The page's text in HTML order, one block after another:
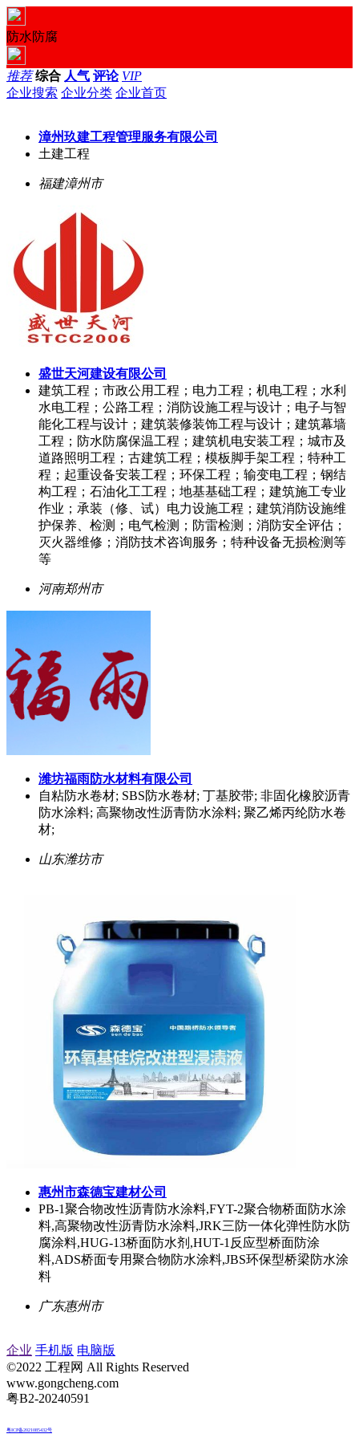
防水防腐
推荐 综合 人气 评论 VIP
企业搜索 企业分类 企业首页
漳州玖建工程管理服务有限公司
土建工程
福建漳州市
盛世天河建设有限公司
建筑工程；市政公用工程；电力工程；机电工程；水利
水电工程；公路工程；消防设施工程与设计；电子与智
能化工程与设计；建筑装修装饰工程与设计；建筑幕墙
工程；防水防腐保温工程；建筑机电安装工程；城市及
道路照明工程；古建筑工程；模板脚手架工程；特种工
程；起重设备安装工程；环保工程；输变电工程；钢结
构工程；石油化工工程；地基基础工程；建筑施工专业
作业；承装（修、试）电力设施工程；建筑消防设施维
护保养、检测；电气检测；防雷检测；消防安全评估；
灭火器维修；消防技术咨询服务；特种设备无损检测等
等
河南郑州市
潍坊福雨防水材料有限公司
自粘防水卷材; SBS防水卷材; 丁基胶带; 非固化橡胶沥青
防水涂料; 高聚物改性沥青防水涂料; 聚乙烯丙纶防水卷
材;
山东潍坊市
惠州市森德宝建材公司
PB-1聚合物改性沥青防水涂料,FYT-2聚合物桥面防水涂
料,高聚物改性沥青防水涂料,JRK三防一体化弹性防水防
腐涂料,HUG-13桥面防水剂,HUT-1反应型桥面防涂
料,ADS桥面专用聚合物防水涂料,JBS环保型桥梁防水涂
料
广东惠州市
企业 手机版 电脑版
©2022 工程网 All Rights Reserved
www.gongcheng.com
粤B2-20240591
粤ICP备2021085432号